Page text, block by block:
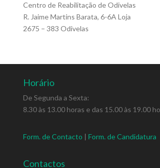
Centro de Reabilitação de Odivelas
R. Jaime Martins Barata, 6-6A Loja
2675 – 383 Odivelas
Horário
De Segunda a Sexta:
8.30 às 13.00 horas e das 15.00 às 19.00
Form. de Contacto | Form. de Candidatura
Contactos